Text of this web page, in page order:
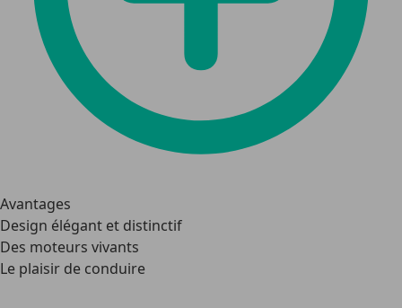
Avantages
Design élégant et distinctif
Des moteurs vivants
Le plaisir de conduire